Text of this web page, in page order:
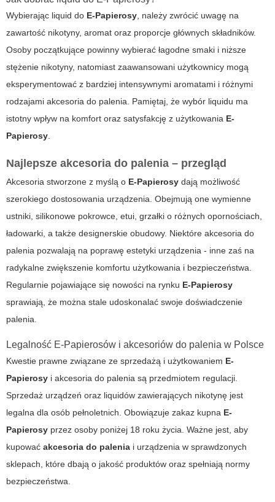
Wybierając liquid do E-Papierosy , należy zwrócić uwagę na
zawartość nikotyny, aromat oraz proporcje głównych składników.
Osoby początkujące powinny wybierać łagodne smaki i niższe
stężenie nikotyny, natomiast zaawansowani użytkownicy mogą
eksperymentować z bardziej intensywnymi aromatami i różnymi
rodzajami akcesoria do palenia . Pamiętaj, że wybór liquidu ma
istotny wpływ na komfort oraz satysfakcję z użytkowania E-
Papierosy
Najlepsze akcesoria do palenia – przegląd
Akcesoria stworzone z myślą o E-Papierosy dają możliwość
szerokiego dostosowania urządzenia. Obejmują one wymienne
ustniki, silikonowe pokrowce, etui, grzałki o różnych opornościach,
ładowarki, a także designerskie obudowy. Niektóre akcesoria do
palenia pozwalają na poprawę estetyki urządzenia - inne zaś na
radykalne zwiększenie komfortu użytkowania i bezpieczeństwa.
Regularnie pojawiające się nowości na rynku E-Papierosy
sprawiają, że można stale udoskonalać swoje doświadczenie
palenia.
Legalność E-Papierosów i akcesoriów do palenia w Polsce
Kwestie prawne związane ze sprzedażą i użytkowaniem E-
Papierosy i akcesoria do palenia są przedmiotem regulacji.
Sprzedaż urządzeń oraz liquidów zawierających nikotynę jest
legalna dla osób pełnoletnich. Obowiązuje zakaz kupna E-
Papierosy przez osoby poniżej 18 roku życia. Ważne jest, aby
kupować akcesoria do palenia i urządzenia w sprawdzonych
sklepach, które dbają o jakość produktów oraz spełniają normy
bezpieczeństwa.